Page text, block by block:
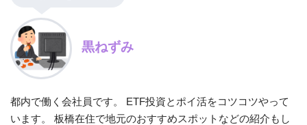
黒ねずみ
都内で働く会社員です。 ETF投資とポイ活をコツコツやって
います。 板橋在住で地元のおすすめスポットなどの紹介もし